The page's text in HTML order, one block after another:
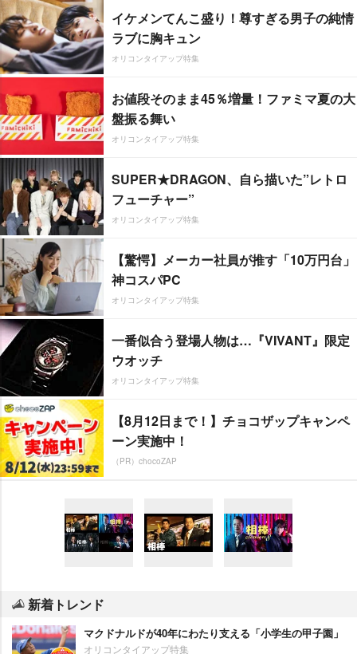
イケメンてんこ盛り！尊すぎる男子の純情
ラブに胸キュン
オリコンタイアップ特集
お値段そのまま45％増量！ファミマ夏の大
盤振る舞い
オリコンタイアップ特集
SUPER★DRAGON、自ら描いた”レトロ
フューチャー”
オリコンタイアップ特集
【驚愕】メーカー社員が推す「10万円台」
神コスパPC
オリコンタイアップ特集
一番似合う登場人物は…『VIVANT』限定
ウオッチ
オリコンタイアップ特集
【8月12日まで！】チョコザップキャンペ
ーン実施中！
（PR）chocoZAP
新着トレンド
マクドナルドが40年にわたり支える「小学生の甲子園」
オリコンタイアップ特集